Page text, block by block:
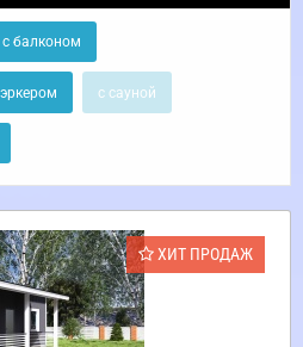
с балконом
с сауной
ХИТ ПРОДАЖ